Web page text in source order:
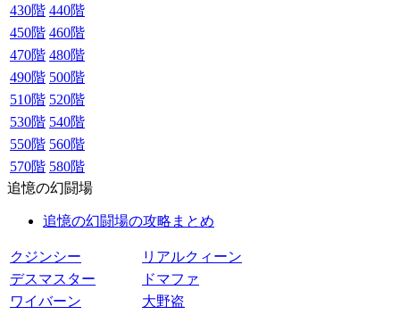
430階 440階
450階 460階
470階 480階
490階 500階
510階 520階
530階 540階
550階 560階
570階 580階
追憶の幻闘場
追憶の幻闘場の攻略まとめ
クジンシー
リアルクィーン
デスマスター
ドマファ
ワイバーン
大野盗